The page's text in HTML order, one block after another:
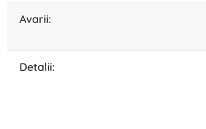
avarii:
detalii: